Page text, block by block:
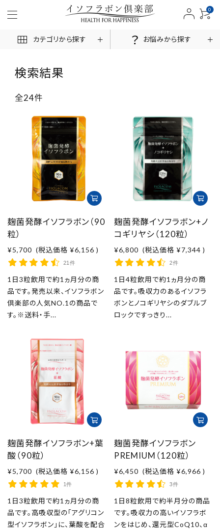
0
カテゴリから探す お悩みから探す
ACCOUNT MENU
ログイン 新規会員登録
商品一覧
お悩みから探す
お客様の声
取扱店舗
ご利用規約
プライバシーポリシー
特定商取引法表示
検索結果
全24件
麹菌発酵イソフラボン（90
粒）
¥5,700 (税込価格 ¥6,156 )
21件
1日3粒飲用で約1ヵ月分の商
品です。発売以来、イソフラボン
倶楽部の人気NO.1の商品で
す。※送料・手...
麹菌発酵イソフラボン+ノ
コギリヤシ（120粒）
¥6,800 (税込価格 ¥7,344 )
2件
1日4粒飲用で約1ヵ月分の商
品です。吸収力のあるイソフラ
ボンとノコギリヤシのダブルブ
ロックですっきり...
麹菌発酵イソフラボン+葉
酸（90粒）
¥5,700 (税込価格 ¥6,156 )
1件
1日3粒飲用で約1ヵ月分の商
品です。高吸収型の「アグリコン
型イソフラボン」に、葉酸を配合
麹菌発酵イソフラボン
PREMIUM（120粒）
¥6,450 (税込価格 ¥6,966 )
3件
1日8粒飲用で約半月分の商品
です。吸収力の高いイソフラボ
ンをはじめ、還元型CoQ10、α